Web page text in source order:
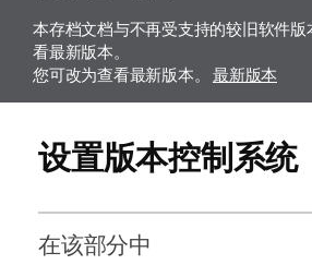
本存档文档与不再受支持的较旧软件
看最新版本。
您可改为查看最新版本。 最新版本
设置版本控制系统
在该部分中